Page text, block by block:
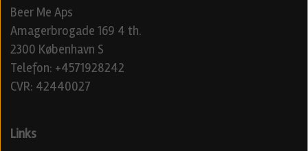
Beer Me Aps
Amagerbrogade 169 4 th.
2300 København S
Telefon: +4571928242
CVR: 42440027
Links